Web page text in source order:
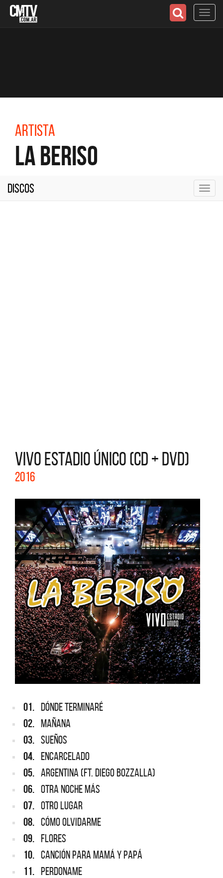
Artista
La Beriso
Discos
VIVO ESTADIO ÚNICO (CD + DVD)
2016
01. DÓNDE TERMINARÉ
02. MAÑANA
03. SUEÑOS
04. ENCARCELADO
05. ARGENTINA (FT. DIEGO BOZZALLA)
06. OTRA NOCHE MÁS
07. OTRO LUGAR
08. CÓMO OLVIDARME
09. FLORES
10. CANCIÓN PARA MAMÁ Y PAPÁ
11. PERDONAME